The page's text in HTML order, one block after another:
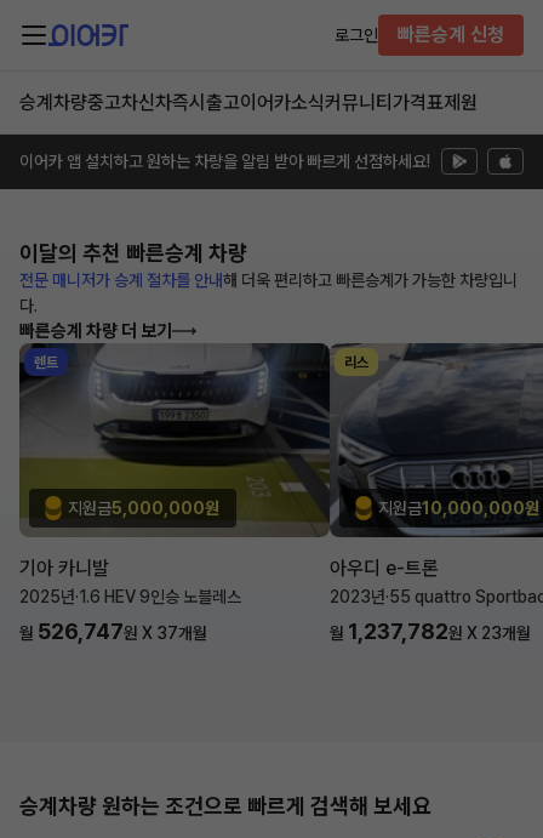
로그인 빠른승계 신청
승계차량중고차신차즉시출고이어카소식커뮤니티 가격표제원
이어카 앱 설치하고 원하는 차량을 알림 받아 빠르게 선점하세요!
이달의 추천 빠른승계 차량
전문 매니저가 승계 절차를 안내해 더욱 편리하고 빠른승계가 가능한 차량입니
다.
빠른승계 차량 더 보기
렌트
지원금5,000,000원
기아 카니발
2025년·1.6 HEV 9인승 노블레스
월 526,747원 X 37개월
리스
지원금10,000,000원
아우디 e-트론
2023년·55 quattro
월 1,237,782원 X 23개월
승계차량 원하는 조건으로 빠르게 검색해 보세요